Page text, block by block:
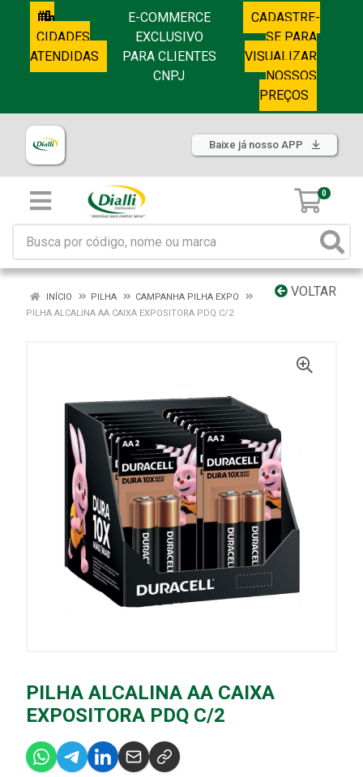
CIDADES
ATENDIDAS
E-COMMERCE
EXCLUSIVO
PARA CLIENTES
CNPJ
CADASTRE-
SE PARA
VISUALIZAR
NOSSOS
PREÇOS
Baixe já nosso APP
0
VOLTAR
INÍCIO PILHA
CAMPANHA PILHA EXPO
PILHA ALCALINA AA CAIXA EXPOSITORA PDQ C/2
PILHA ALCALINA AA CAIXA
EXPOSITORA PDQ C/2